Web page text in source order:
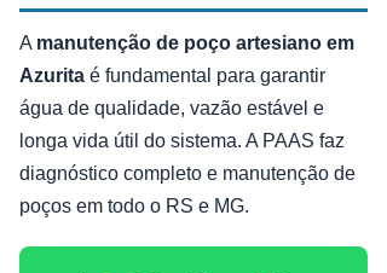
A manutenção de poço artesiano em
Azurita é fundamental para garantir
água de qualidade, vazão estável e
longa vida útil do sistema. A PAAS faz
diagnóstico completo e manutenção de
poços em todo o RS e MG.